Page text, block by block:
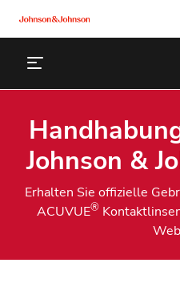
Johnson &
Erhalten Sie offizielle
ACUVUE®